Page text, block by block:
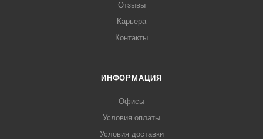
Отзывы
Карьера
Контакты
ИНФОРМАЦИЯ
Офисы
Условия оплаты
Условия доставки